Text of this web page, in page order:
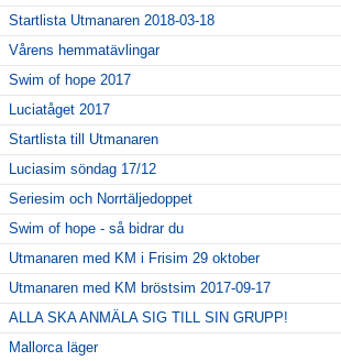
Startlista Utmanaren 2018-03-18
Vårens hemmatävlingar
Swim of hope 2017
Luciatåget 2017
Startlista till Utmanaren
Luciasim söndag 17/12
Seriesim och Norrtäljedoppet
Swim of hope - så bidrar du
Utmanaren med KM i Frisim 29 oktober
Utmanaren med KM bröstsim 2017-09-17
ALLA SKA ANMÄLA SIG TILL SIN GRUPP!
Mallorca läger